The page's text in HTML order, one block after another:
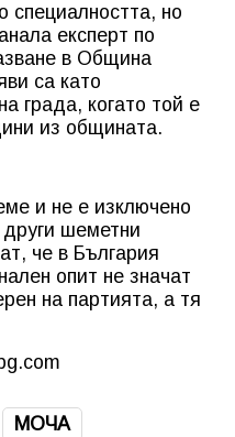
специалността, но
експерт по
в Община
са като
града, когато той е
из общината.
и не е изключено
шеметни
че в България
опит не значат
на партията, а тя
МОЧА